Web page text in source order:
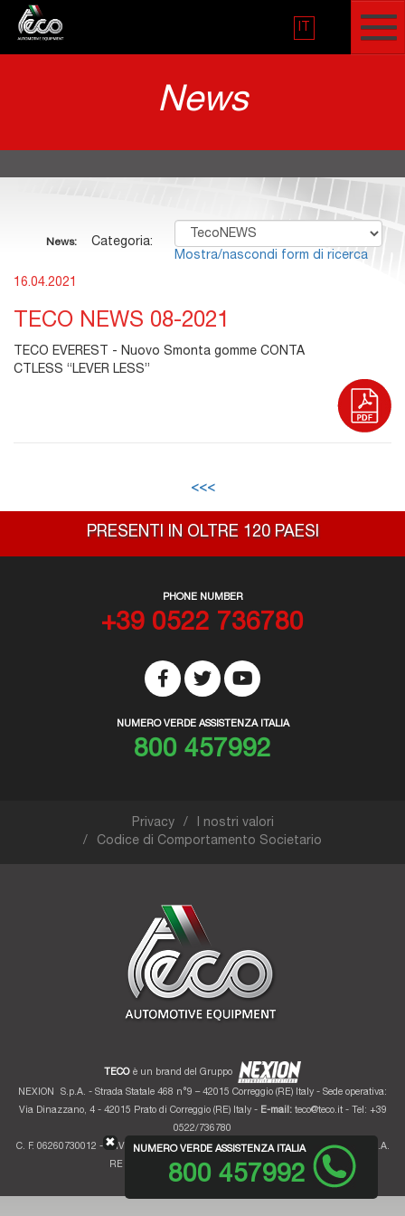
IT
News
News: Categoria:
Mostra/nascondi form di ricerca
16.04.2021
TECO NEWS 08-2021
TECO EVEREST - Nuovo Smonta gomme CONTA
CTLESS “LEVER LESS”
<<<
PRESENTI IN OLTRE 120 PAESI
PHONE NUMBER
+39 0522 736780
NUMERO VERDE ASSISTENZA ITALIA
800 457992
Privacy
I nostri valori
Codice di Comportamento Societario
TECO è un brand del Gruppo
NEXION
S.p.A. - Strada Statale 468 n°9 – 42015 Correggio (RE) Italy - Sede operativa:
Via Dinazzano, 4 - 42015 Prato di Correggio (RE) Italy - E-mail: teco@teco.it- Tel: +39
0522/736780
C. F. 06260730012 - P. IVA 01700320359 - Registro imprese RE 06260730012 - R.E.A.
RE 207099 - Cap. Soc. Euro 10.000.000 i.v.
✖ NUMERO VERDE ASSISTENZA ITALIA
800 457992